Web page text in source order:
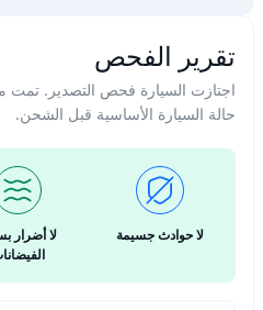
تقرير الفحص
اجتازت السيارة فحص التصدير. تمت
حالة السيارة الأساسية قبل الشحن.
لا حوادث جسيمة
لا أضرار